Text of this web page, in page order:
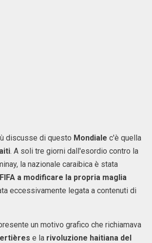
discusse di questo Mondiale c'è quella
. A soli tre giorni dall'esordio contro la
la nazionale caraibica è stata
a modificare la propria maglia
eccessivamente legata a contenuti di
un motivo grafico che richiamava
e la rivoluzione haitiana del